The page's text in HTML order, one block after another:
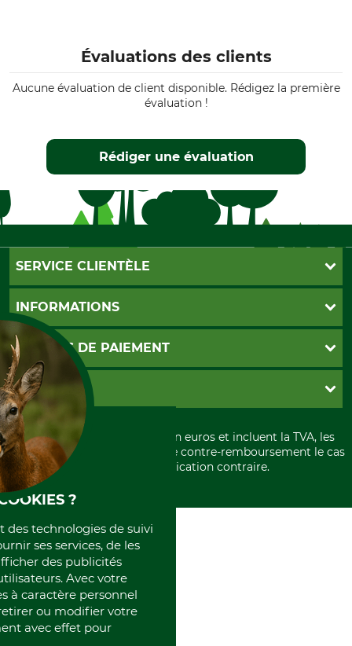
Évaluations des clients
Aucune évaluation de client disponible. Rédigez la première
évaluation !
Rédiger une évaluation
SERVICE CLIENTÈLE
Foire aux questions
Abonnement à la newsletter
Contact
Garantie / Devis
Paramètres des cookies
INFORMATIONS
CGV
Livraison
Conditions d'annulation
Formulaire de rétraction
Politique de confidentialité
Élimination et environnement
Rétractation de votre commande
MOYENS DE PAIEMENT
PayPal
Carte de crédit
Paiement á l'avance
GRUBE KG
Histoire
International
Portrait
Qui sommes-nous
Tous les prix sont exprimés en euros et incluent la TVA, les
frais d'expédition et les frais de contre-remboursement le cas
échéant, sauf indication contraire.
?
des technologies de suivi
ses services, de les
des publicités
Avec votre
à caractère personnel
ou modifier votre
avec effet pour